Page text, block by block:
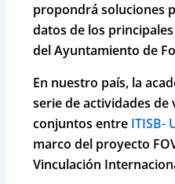
propondrá soluciones
datos de los
del Ayuntamiento de
En nuestro país, la
serie de actividades
conjuntos entre ITISB-
marco del proyecto
Vinculación